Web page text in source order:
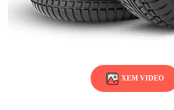
XEM VIDEO